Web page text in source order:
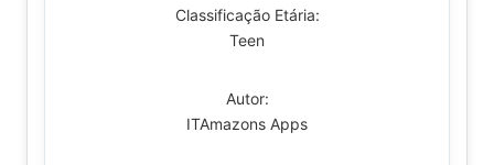
Classificação Etária:
Teen
Autor:
ITAmazons Apps